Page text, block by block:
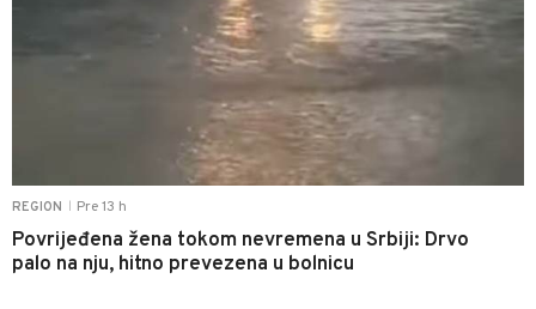
REGION Pre 13 h
Povrijeđena žena tokom nevremena u Srbiji: Drvo
palo na nju, hitno prevezena u bolnicu